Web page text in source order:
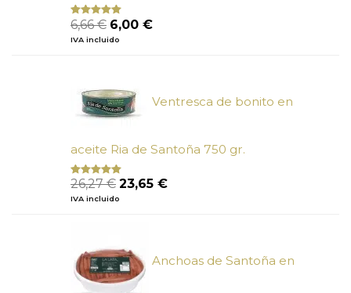
Valorado
con
de 5
6,66€ El
precio
6,00 €El
IVA incluido
Ventresca de bonito en
aceite Ria de Santoña 750 gr.
Valorado
con
5
26,27€ El
precio
23,65 €El
IVA incluido
Anchoas de Santoña en